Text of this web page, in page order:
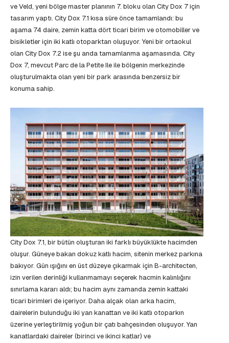
ve Veld, yeni bölge master planının 7. bloku olan City Dox 7 için
tasarım yaptı. City Dox 7.1 kısa süre önce tamamlandı: bu
aşama 74 daire, zemin katta dört ticari birim ve otomobiller ve
bisikletler için iki katlı otoparktan oluşuyor. Yeni bir ortaokul
olan City Dox 7.2 ise şu anda tamamlanma aşamasında. City
Dox 7, mevcut Parc de la Petite Ile ile bölgenin merkezinde
oluşturulmakta olan yeni bir park arasında benzersiz bir
konuma sahip.
City Dox 7.1, bir bütün oluşturan iki farklı büyüklükte hacimden
oluşur. Güneye bakan dokuz katlı hacim, sitenin merkez parkına
bakıyor. Gün ışığını en üst düzeye çıkarmak için B-architecten,
izin verilen derinliği kullanmamayı seçerek hacmin kalınlığını
sınırlama kararı aldı; bu hacim aynı zamanda zemin kattaki
ticari birimleri de içeriyor. Daha alçak olan arka hacim,
dairelerin bulunduğu iki yan kanattan ve iki katlı otoparkın
üzerine yerleştirilmiş yoğun bir çatı bahçesinden oluşuyor. Yan
kanatlardaki daireler (birinci ve ikinci katlar) ve